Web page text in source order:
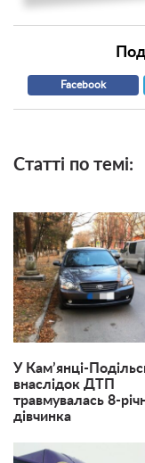
Facebook
Статті по темі:
У Кам’янці-
внаслідок ДТП
травмувалась 8-
дівчинка